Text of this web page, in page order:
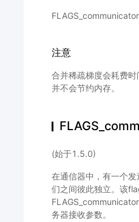
注意
合并稀疏梯度会耗费
并不会节约内存。
(始于1.5.0)
在通信器中，有一个
们之间彼此独立。该
务器接收参数。